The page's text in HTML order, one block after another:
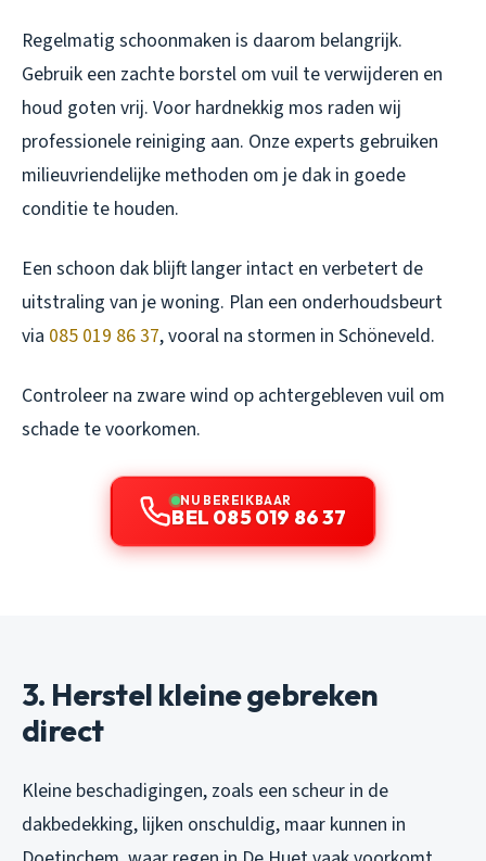
Regelmatig schoonmaken is daarom belangrijk.
Gebruik een zachte borstel om vuil te verwijderen en
houd goten vrij. Voor hardnekkig mos raden wij
professionele reiniging aan. Onze experts gebruiken
milieuvriendelijke methoden om je dak in goede
conditie te houden.
Een schoon dak blijft langer intact en verbetert de
uitstraling van je woning. Plan een onderhoudsbeurt
via 085 019 86 37, vooral na stormen in Schöneveld.
Controleer na zware wind op achtergebleven vuil om
schade te voorkomen.
NU BEREIKBAAR
BEL 085 019 86 37
3. Herstel kleine gebreken
direct
Kleine beschadigingen, zoals een scheur in de
dakbedekking, lijken onschuldig, maar kunnen in